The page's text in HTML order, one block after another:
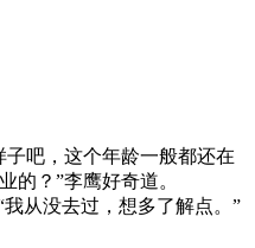
吧，这个年龄一般都还在
的？”李鹰好奇道。
从没去过，想多了解点。”